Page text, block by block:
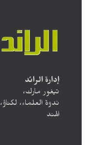
إدارة الرائد
تيغور مارك،
ندوة العلماء، لكناؤ، ۲۲٦۰۰۷
الهند